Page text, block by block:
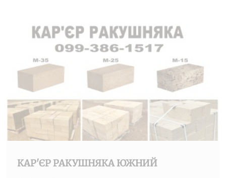
КАР'ЄР РАКУШНЯКА ЮЖНИЙ